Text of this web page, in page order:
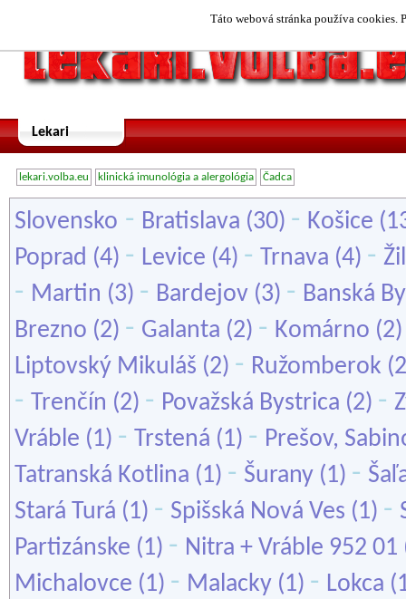
Táto webová stránka používa cookies.
Lekari
lekari.volba.eu klinická imunológia a alergológia Čadca
Slovensko - Bratislava (30) - Košice
Poprad (4) - Levice (4) - Trnava (4) -
- Martin (3) - Bardejov (3) - Banská
Brezno (2) - Galanta (2) - Komárno
Liptovský Mikuláš (2) - Ružomberok
- Trenčín (2) - Považská Bystrica (2) -
Vráble (1) - Trstená (1) - Prešov,
Tatranská Kotlina (1) - Šurany (1) -
Stará Turá (1) - Spišská Nová Ves (1) -
Partizánske (1) - Nitra + Vráble 952 01
Michalovce (1) - Malacky (1) - Lokca